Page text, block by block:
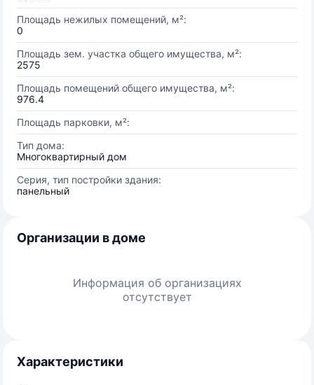
Площадь нежилых помещений, м²:
0
Площадь зем. участка общего имущества, м²:
2575
Площадь помещений общего имущества, м²:
976.4
Площадь парковки, м²:
Тип дома:
Многоквартирный дом
Серия, тип постройки здания:
панельный
Организации в доме
Информация об организациях
отсутствует
Характеристики